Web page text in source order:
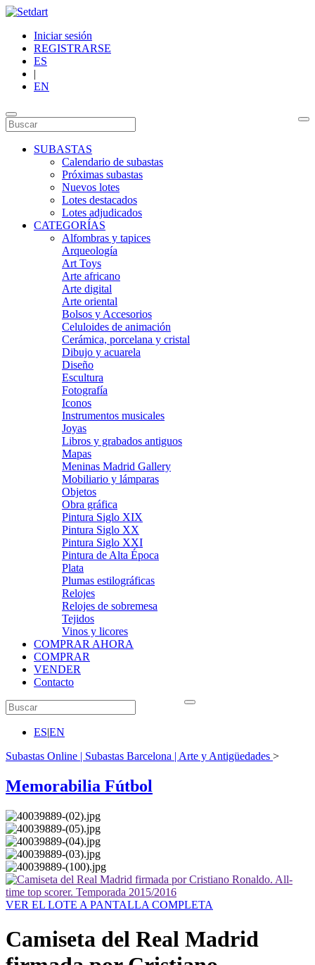
Iniciar sesión
REGISTRARSE
ES
|
EN
SUBASTAS
Calendario de subastas
Próximas subastas
Nuevos lotes
Lotes destacados
Lotes adjudicados
CATEGORÍAS
Alfombras y tapices
Arqueología
Art Toys
Arte africano
Arte digital
Arte oriental
Bolsos y Accesorios
Celuloides de animación
Cerámica, porcelana y cristal
Dibujo y acuarela
Diseño
Escultura
Fotografía
Iconos
Instrumentos musicales
Joyas
Libros y grabados antiguos
Mapas
Meninas Madrid Gallery
Mobiliario y lámparas
Objetos
Obra gráfica
Pintura Siglo XIX
Pintura Siglo XX
Pintura Siglo XXI
Pintura de Alta Época
Plata
Plumas estilográficas
Relojes
Relojes de sobremesa
Tejidos
Vinos y licores
COMPRAR AHORA
COMPRAR
VENDER
Contacto
ES|EN
Subastas Online | Subastas Barcelona | Arte y Antigüedades >
Memorabilia Fútbol
VER EL LOTE A PANTALLA COMPLETA
Camiseta del Real Madrid